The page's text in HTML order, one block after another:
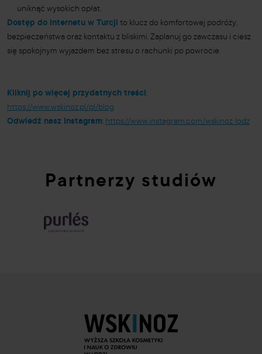
uniknąć wysokich opłat.
Dostęp do internetu w Turcji to klucz do komfortowej podróży,
bezpieczeństwa oraz kontaktu z bliskimi. Zaplanuj go zawczasu i ciesz
się spokojnym wyjazdem bez stresu o rachunki po powrocie.
Kliknij po więcej przydatnych treści:
https://www.wskinoz.pl/pl/blog
Odwiedź nasz Instagram: https://www.instagram.com/wskinoz_lodz
Partnerzy studiów